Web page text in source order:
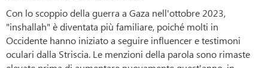
Con lo scoppio della guerra a Gaza nell'ottobre 2023,
"inshallah" è diventata più familiare, poiché molti in
Occidente hanno iniziato a seguire influencer e testimoni
oculari dalla Striscia. Le menzioni della parola sono rimaste